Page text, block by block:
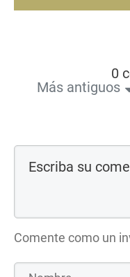
0
Más antiguos
Comente como un